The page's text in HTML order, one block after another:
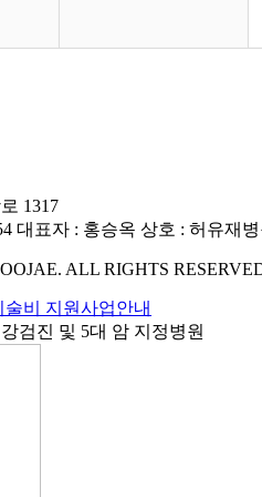
1317
대표자 : 홍승옥 상호 : 허유재
ALL RIGHTS